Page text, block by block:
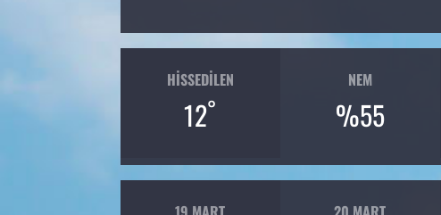
HISSEDILEN
12°
NEM
%55